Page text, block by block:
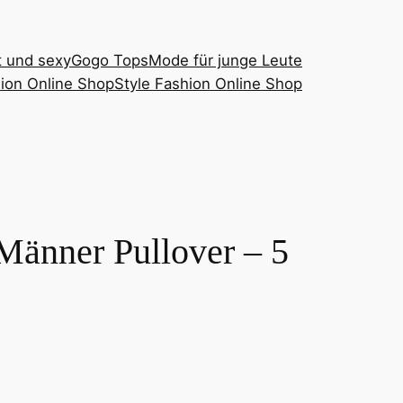
und sexyGogo TopsMode für junge Leute
Online ShopStyle Fashion Online Shop
Pullover – 5